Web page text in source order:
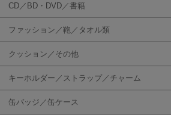
CD／BD・DVD／書籍
ファッション／鞄／タオル類
クッション／その他
キーホルダー／ストラップ／チャーム
缶バッジ／缶ケース